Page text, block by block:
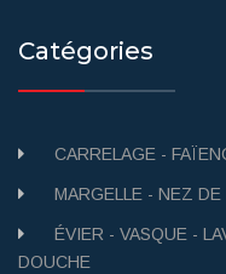
Catégories
CARRELAGE -
MARGELLE - NEZ
ÉVIER - VASQUE -
DOUCHE